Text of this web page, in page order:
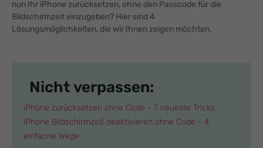
nun Ihr iPhone zurücksetzen, ohne den Passcode für die
Bildschirmzeit einzugeben? Hier sind 4
Lösungsmöglichkeiten, die wir Ihnen zeigen möchten.
Nicht verpassen:
iPhone zurücksetzen ohne Code - 7 neueste Tricks
iPhone Bildschirmzeit deaktivieren ohne Code - 4
einfache Wege